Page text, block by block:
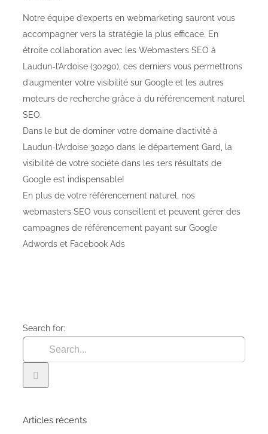
Notre équipe d’experts en webmarketing sauront vous
accompagner vers la stratégie la plus efficace. En
étroite collaboration avec les Webmasters SEO à
Laudun-l’Ardoise (30290), ces derniers vous permettrons
d’augmenter votre visibilité sur Google et les autres
moteurs de recherche grâce à du référencement naturel
SEO.
Dans le but de dominer votre domaine d’activité à
Laudun-l’Ardoise 30290 dans le département Gard, la
visibilité de votre société dans les 1ers résultats de
Google est indispensable!
En plus de votre référencement naturel, nos
webmasters SEO vous conseillent et peuvent gérer des
campagnes de référencement payant sur Google
Adwords et Facebook Ads
Search for:
Articles récents